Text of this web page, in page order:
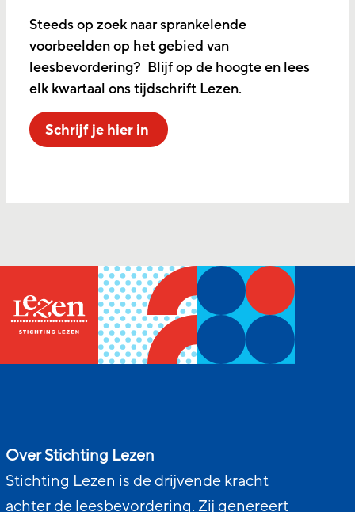
Steeds op zoek naar sprankelende
voorbeelden op het gebied van
leesbevordering? Blijf op de hoogte en lees
elk kwartaal ons tijdschrift Lezen.
Schrijf je hier in
Over Stichting Lezen
Stichting Lezen is de drijvende kracht
achter de leesbevordering. Zij genereert